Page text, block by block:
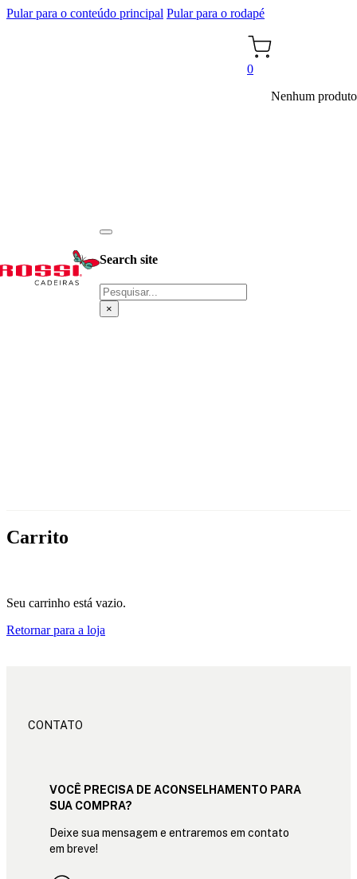
Pular para o conteúdo principal Pular para o rodapé
Search site
Pesquisar
×
0
Nenhum
Carrito
Seu carrinho está vazio.
Retornar para a loja
CONTATO
VOCÊ PRECISA DE ACONSELHAMENTO PARA
SUA COMPRA?
Deixe sua mensagem e entraremos em contato
em breve!